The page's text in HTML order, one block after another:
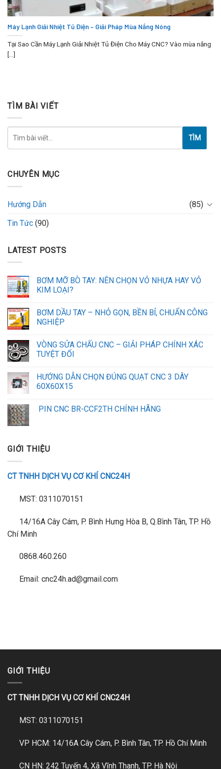
TÌM BÀI VIẾT
TÌM
CHUYÊN MỤC
Hướng Dẫn
(85)
Tin Tức (90)
LATEST POSTS
BƠM MỠ BÒ TAY: NÊN CHỌN VỎ NHỰA HAY VỎ
KIM LOẠI?
BƠM DẦU TAY – NHỎ GỌN, BỀN BỈ, CHUẨN CÔNG
NGHIỆP
VÒNG SỬA CHẤU CNC – GIẢI PHÁP CHÍNH XÁC
TUYỆT ĐỐI
HƯỚNG DẪN CHỌN ĐÚNG QUẠT CNC 3 DÂY
60X60X15
PIN CNC BR-CCF2TH CHÍNH HÃNG
GIỚI THIỆU
CT TNHH DỊCH VỤ CƠ KHÍ CNC24H
MST: 0311070151
14/16A Cây Cám, P. Bình Hưng Hòa B, Q.Bình Tân, TP. Hồ
Chí Minh
0868.460.260
Email: cnc24h.ad@gmail.com
Máy Lạnh Giải Nhiệt Tủ Điện – Giải Pháp Mùa Nắng Nóng
Tại Sao Cần Máy Lạnh Giải Nhiệt Tủ Điện Cho Máy CNC? Vào mùa nắng
[...]
GIỚI THIỆU
CT TNHH DỊCH VỤ CƠ KHÍ CNC24H
MST: 0311070151
VP HCM: 14/16A Cây Cám, P. Bình Tân, TP. Hồ Chí Minh
CN HN: 242 Tuyến 4, Xã Vĩnh Thanh, TP. Hà Nội